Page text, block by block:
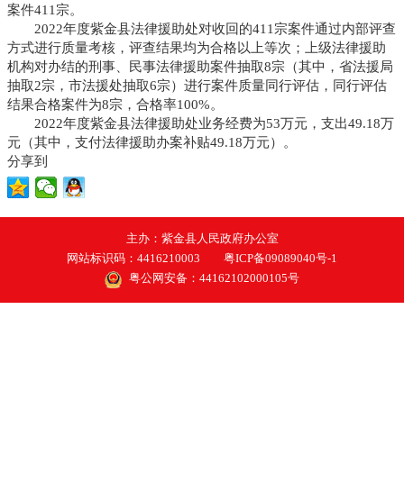
案件411宗。
2022年度紫金县法律援助处对收回的411宗案件通过内部评查
方式进行质量考核，评查结果均为合格以上等次；上级法律援助
机构对办结的刑事、民事法律援助案件抽取8宗（其中，省法援局
抽取2宗，市法援处抽取6宗）进行案件质量同行评估，同行评估
结果合格案件为8宗，合格率100%。
2022年度紫金县法律援助处业务经费为53万元，支出49.18万
元（其中，支付法律援助办案补贴49.18万元）。
分享到
主办：紫金县人民政府办公室
网站标识码：4416210003
粤ICP备09089040号-1
粤公网安备：44162102000105号